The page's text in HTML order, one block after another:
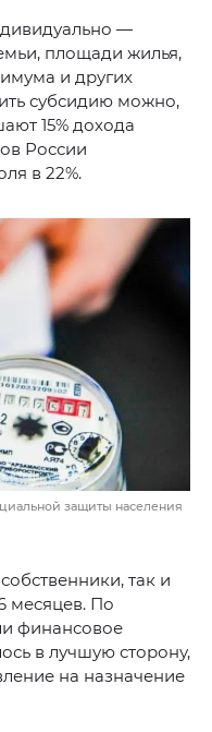
—
площади жилья,
и других
субсидию можно,
15% дохода
России
в 22%.
защиты населения
так и
месяцев. По
финансовое
в лучшую сторону,
на назначение